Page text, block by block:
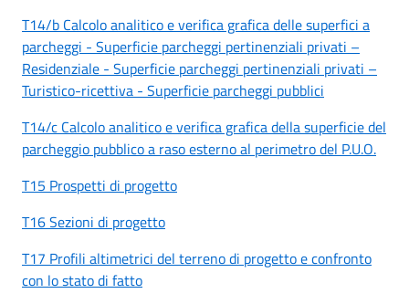
T14/b Calcolo analitico e verifica grafica delle superfici a
parcheggi - Superficie parcheggi pertinenziali privati –
Residenziale - Superficie parcheggi pertinenziali privati –
Turistico-ricettiva - Superficie parcheggi pubblici
T14/c Calcolo analitico e verifica grafica della superficie del
parcheggio pubblico a raso esterno al perimetro del P.U.O.
T15 Prospetti di progetto
T16 Sezioni di progetto
T17 Profili altimetrici del terreno di progetto e confronto
con lo stato di fatto